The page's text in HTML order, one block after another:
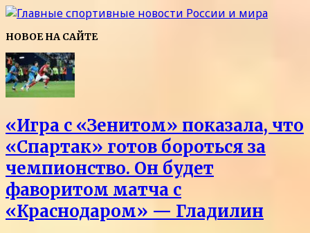
НОВОЕ НА САЙТЕ
«Игра с «Зенитом» показала, что
«Спартак» готов бороться за
чемпионство. Он будет
фаворитом матча с
«Краснодаром» — Гладилин